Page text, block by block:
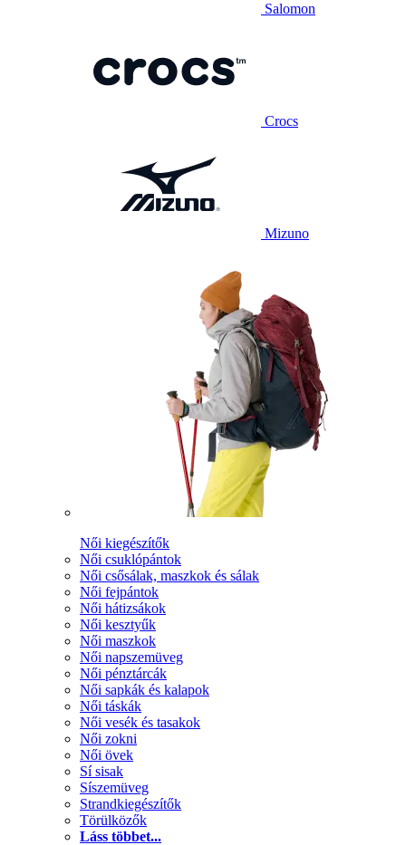
Salomon
Crocs
Mizuno
Női kiegészítők
Női csuklópántok
Női csősálak, maszkok és sálak
Női fejpántok
Női hátizsákok
Női kesztyűk
Női maszkok
Női napszemüveg
Női pénztárcák
Női sapkák és kalapok
Női táskák
Női vesék és tasakok
Női zokni
Női övek
Sí sisak
Síszemüveg
Strandkiegészítők
Törülközők
Láss többet...